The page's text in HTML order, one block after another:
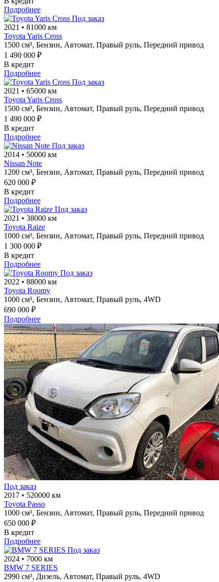
Подробнее
Под заказ
2021 • 81000 км
Toyota Yaris Cross
1500 см³, Бензин, Автомат, Правый руль, Передний привод
1 490 000 ₽
В кредит
Подробнее
Под заказ
2021 • 65000 км
Toyota Yaris Cross
1500 см³, Бензин, Автомат, Правый руль, Передний привод
1 490 000 ₽
В кредит
Подробнее
Под заказ
2014 • 50000 км
Nissan Note
1200 см³, Бензин, Автомат, Правый руль, Передний привод
620 000 ₽
В кредит
Подробнее
Под заказ
2021 • 38000 км
Toyota Raize
1000 см³, Бензин, Автомат, Правый руль, Передний привод
1 300 000 ₽
В кредит
Подробнее
Под заказ
2022 • 88000 км
Toyota Roomy
1000 см³, Бензин, Автомат, Правый руль, 4WD
690 000 ₽
Подробнее
Под заказ
2017 • 520000 км
Toyota Passo
1000 см³, Бензин, Автомат, Правый руль, Передний привод
650 000 ₽
В кредит
Подробнее
Под заказ
2024 • 7000 км
BMW 7 SERIES
2990 см³, Дизель, Автомат, Правый руль, 4WD